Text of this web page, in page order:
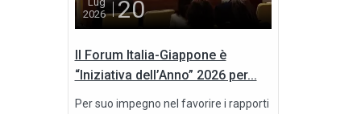
2026
20
Il Forum Italia-Giappone è
“Iniziativa dell’Anno” 2026 per...
Per suo impegno nel favorire i rapporti